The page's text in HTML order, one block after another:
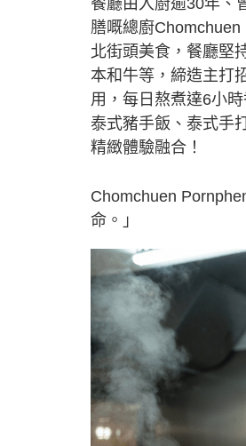
餐廳由入廚逾30年、
膳嘅總廚
北街頭美食，餐廳堅
本和牛等，締造主打
用，每日熬煮達6小
泰式豬手飯、泰式手
精緻體驗融合！
Chomchuen
命。」